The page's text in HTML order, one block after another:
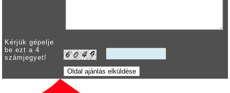
Kérjük gépelje
be ezt a 4
számjegyet!